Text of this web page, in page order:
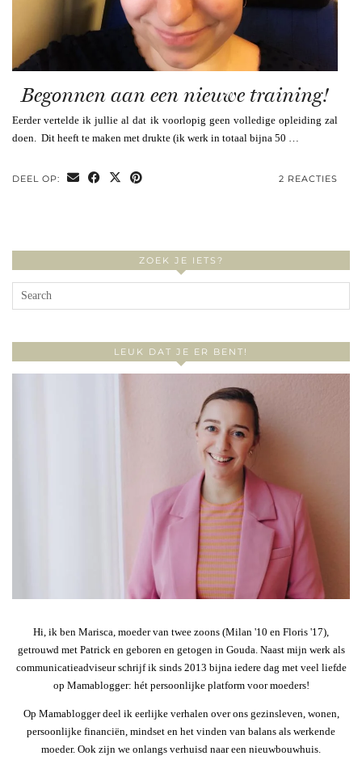
Begonnen aan een nieuwe training!
Eerder vertelde ik jullie al dat ik voorlopig geen volledige opleiding zal
doen. Dit heeft te maken met drukte (ik werk in totaal bijna 50 …
DEEL OP: 2 REACTIES
ZOEK JE IETS?
LEUK DAT JE ER BENT!
Hi, ik ben Marisca, moeder van twee zoons (Milan '10 en Floris '17),
getrouwd met Patrick en geboren en getogen in Gouda. Naast mijn werk als
communicatieadviseur schrijf ik sinds 2013 bijna iedere dag met veel liefde
op Mamablogger: hét persoonlijke platform voor moeders!
Op Mamablogger deel ik eerlijke verhalen over ons gezinsleven, wonen,
persoonlijke financiën, mindset en het vinden van balans als werkende
moeder. Ook zijn we onlangs verhuisd naar een nieuwbouwhuis.